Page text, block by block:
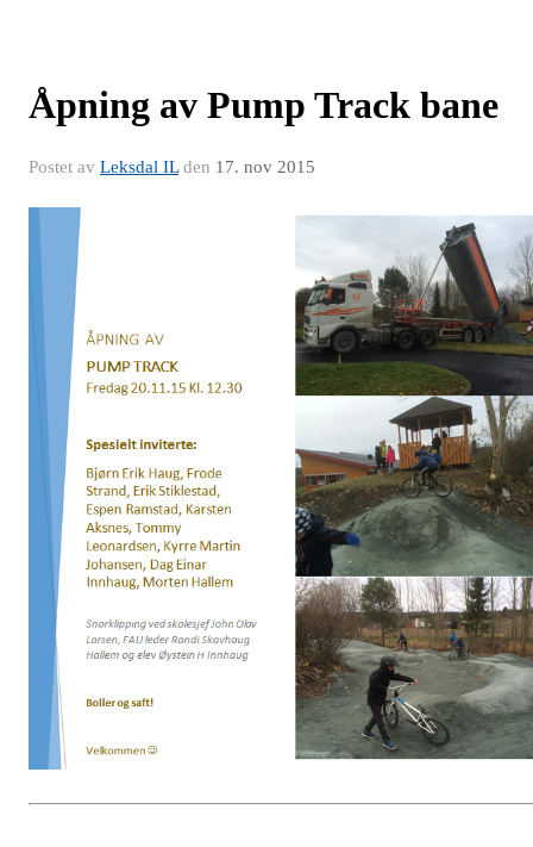
Åpning av Pump Track bane
Postet av Leksdal ILden 17. nov 2015